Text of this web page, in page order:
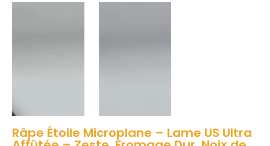
Râpe Étoile Microplane – Lame US Ultra